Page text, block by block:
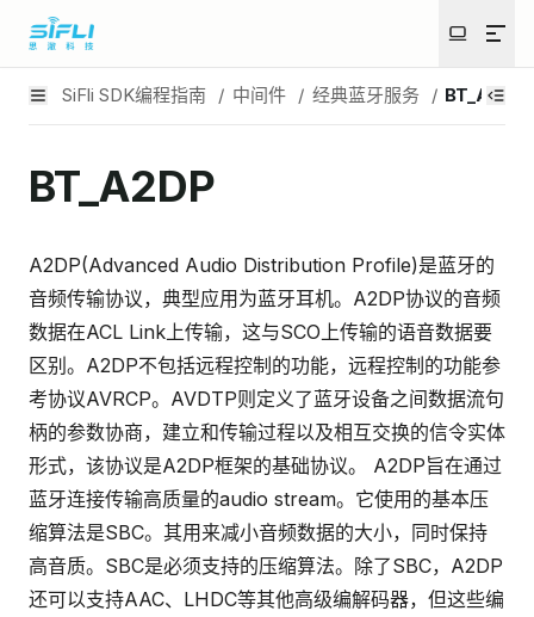
SiFli SDK编程指南 / 中间件 / 经典蓝牙服务 / BT_A2DP
BT_A2DP
A2DP(Advanced Audio Distribution Profile)是蓝牙的
音频传输协议，典型应用为蓝牙耳机。A2DP协议的音频
数据在ACL Link上传输，这与SCO上传输的语音数据要
区别。A2DP不包括远程控制的功能，远程控制的功能参
考协议AVRCP。AVDTP则定义了蓝牙设备之间数据流句
柄的参数协商，建立和传输过程以及相互交换的信令实体
形式，该协议是A2DP框架的基础协议。 A2DP旨在通过
蓝牙连接传输高质量的audio stream。它使用的基本压
缩算法是SBC。其用来减小音频数据的大小，同时保持
高音质。SBC是必须支持的压缩算法。除了SBC，A2DP
还可以支持AAC、LHDC等其他高级编解码器，但这些编